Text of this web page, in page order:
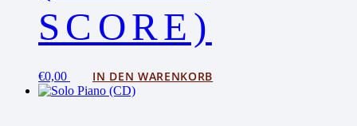
SCORE)
€0,00 IN DEN WARENKORB